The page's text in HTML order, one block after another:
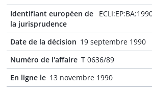
Identifiant européen de
la jurisprudence
Date de la décision 19 septembre 1990
Numéro de l'affaire T 0636/89
En ligne le 13 novembre 1990